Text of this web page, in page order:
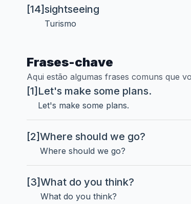
[14]sightseeing
Turismo
Frases-chave
Aqui estão algumas frases comuns que
[1] Let's make some plans.
Let's make some plans.
[2]Where should we go?
Where should we go?
[3]What do you think?
What do you think?